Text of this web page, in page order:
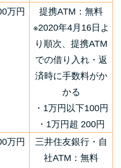
万円
提携ATM：無料
※2020年4月16日よ
り順次、提携ATM
での借り入れ・返
済時に手数料がか
かる
・1万円以下100円
・1万円超 200円
万円
三井住友銀行・自
社ATM：無料